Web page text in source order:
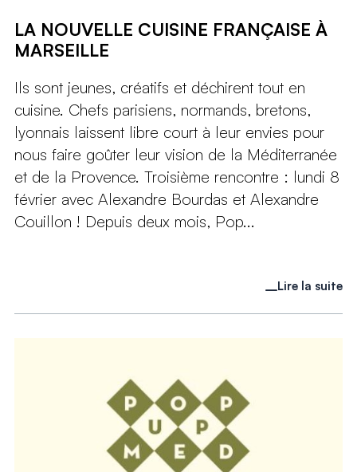
LA NOUVELLE CUISINE FRANÇAISE À
MARSEILLE
Ils sont jeunes, créatifs et déchirent tout en
cuisine. Chefs parisiens, normands, bretons,
lyonnais laissent libre court à leur envies pour
nous faire goûter leur vision de la Méditerranée
et de la Provence. Troisième rencontre : lundi 8
février avec Alexandre Bourdas et Alexandre
Couillon ! Depuis deux mois, Pop...
Lire la suite